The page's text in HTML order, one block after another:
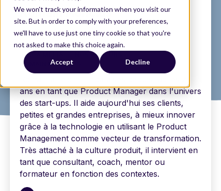
We won't track your information when you visit our
site. But in order to comply with your preferences,
we'll have to use just one tiny cookie so that you're
not asked to make this choice again.
Accept Decline
THIGA MEDIA
NOS AUTEURS
ROMAIN MONCLUS
Romain Monclus
Directeur Advisory
ans en tant que Product Manager dans l'univers
des start-ups. Il aide aujourd'hui ses clients,
petites et grandes entreprises, à mieux innover
grâce à la technologie en utilisant le Product
Management comme vecteur de transformation.
Très attaché à la culture produit, il intervient en
tant que consultant, coach, mentor ou
formateur en fonction des contextes.